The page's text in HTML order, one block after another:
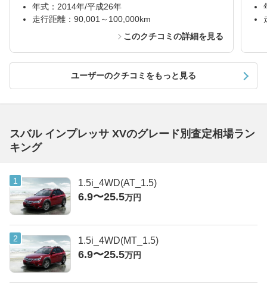
年式：2014年/平成26年
走行距離：90,001～100,000km
このクチコミの詳細を見る
ユーザーのクチコミをもっと見る
スバル インプレッサ XVのグレード別査定相場ラン
キング
1.5i_4WD(AT_1.5)
6.9〜25.5万円
1.5i_4WD(MT_1.5)
6.9〜25.5万円